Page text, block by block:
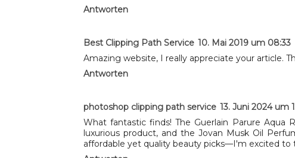
Antworten
Best Clipping Path Service 10. Mai 2019 um 08:33
Amazing website, I really appreciate your article.
Antworten
photoshop clipping path service 13. Juni 2024 um
What fantastic finds! The Guerlain Parure Aqua
luxurious product, and the Jovan Musk Oil
affordable yet quality beauty picks—I'm excited to